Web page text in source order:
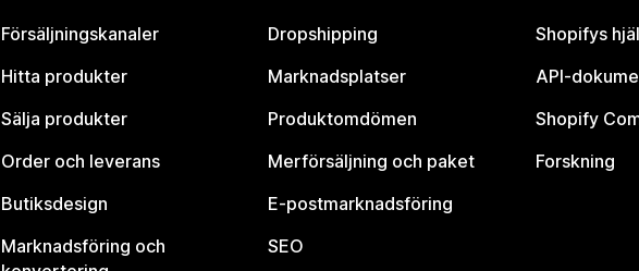
Försäljningskanaler
Hitta produkter
Sälja produkter
Order och leverans
Butiksdesign
Marknadsföring och
Dropshipping
Marknadsplatser
Produktomdömen
Merförsäljning och paket
E-postmarknadsföring
SEO
Shopifys
API-
Shopify
Forskning